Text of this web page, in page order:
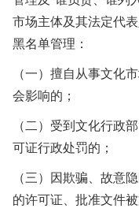
市场主体及其法定代
黑名单管理：
（一）擅自从事文化
会影响的；
（二）受到文化行政
可证行政处罚的；
（三）因欺骗、故意
的许可证、批准文件